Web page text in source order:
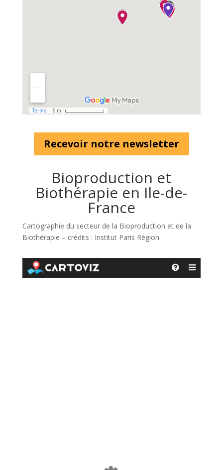
Recevoir notre newsletter
Bioproduction et
Biothérapie en Ile-de-
France
Cartographie du secteur de la Bioproduction et de la
Biothérapie – crédits : Institut Paris Région